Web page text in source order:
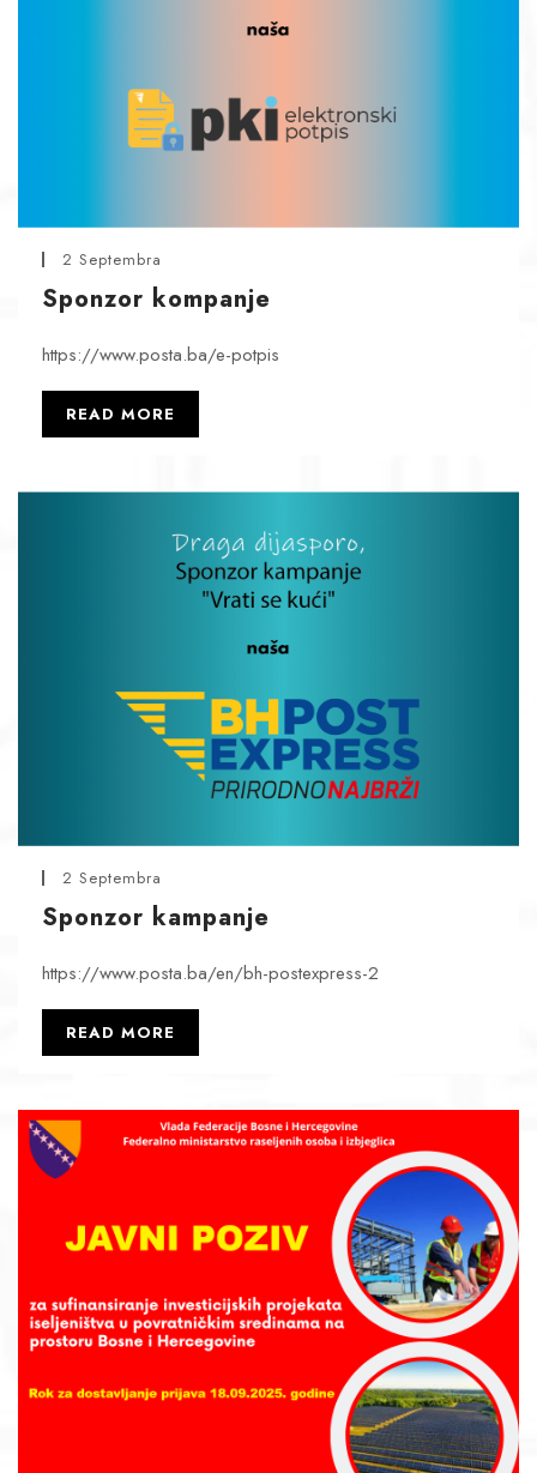
2 Septembra
Sponzor kompanje
https://www.posta.ba/e-potpis
READ MORE
2 Septembra
Sponzor kampanje
https://www.posta.ba/en/bh-postexpress-2
READ MORE